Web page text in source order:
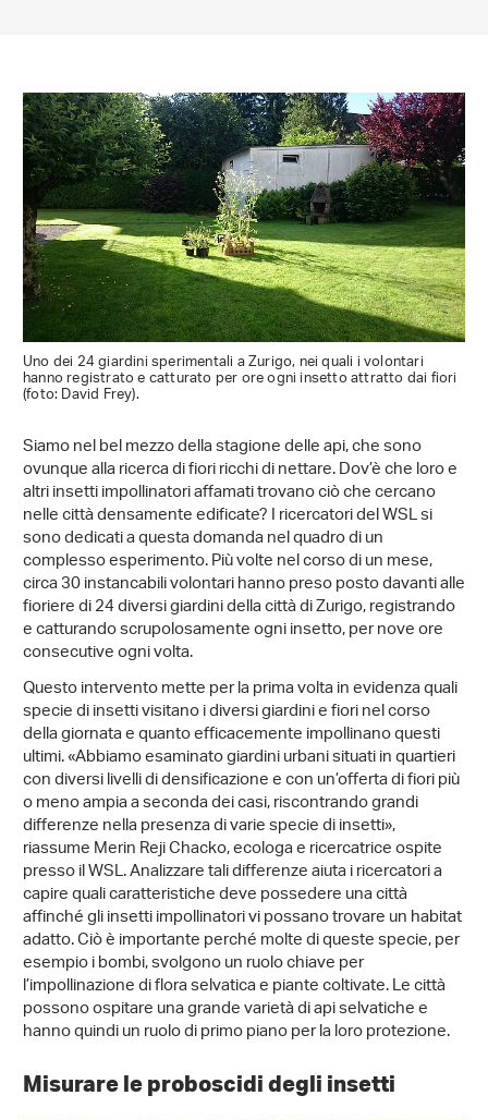
Uno dei 24 giardini sperimentali a Zurigo, nei quali i volontari
hanno registrato e catturato per ore ogni insetto attratto dai fiori
(foto: David Frey).
Siamo nel bel mezzo della stagione delle api, che sono
ovunque alla ricerca di fiori ricchi di nettare. Dov’è che loro e
altri insetti impollinatori affamati trovano ciò che cercano
nelle città densamente edificate? I ricercatori del WSL si
sono dedicati a questa domanda nel quadro di un
complesso esperimento. Più volte nel corso di un mese,
circa 30 instancabili volontari hanno preso posto davanti alle
fioriere di 24 diversi giardini della città di Zurigo, registrando
e catturando scrupolosamente ogni insetto, per nove ore
consecutive ogni volta.
Questo intervento mette per la prima volta in evidenza quali
specie di insetti visitano i diversi giardini e fiori nel corso
della giornata e quanto efficacemente impollinano questi
ultimi. «Abbiamo esaminato giardini urbani situati in quartieri
con diversi livelli di densificazione e con un’offerta di fiori più
o meno ampia a seconda dei casi, riscontrando grandi
differenze nella presenza di varie specie di insetti»,
riassume Merin Reji Chacko, ecologa e ricercatrice ospite
presso il WSL. Analizzare tali differenze aiuta i ricercatori a
capire quali caratteristiche deve possedere una città
affinché gli insetti impollinatori vi possano trovare un habitat
adatto. Ciò è importante perché molte di queste specie, per
esempio i bombi, svolgono un ruolo chiave per
l’impollinazione di flora selvatica e piante coltivate. Le città
possono ospitare una grande varietà di api selvatiche e
hanno quindi un ruolo di primo piano per la loro protezione.
Misurare le proboscidi degli insetti